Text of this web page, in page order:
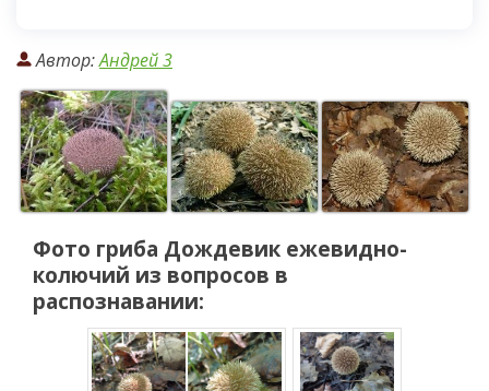
Автор:Андрей 3
Фото гриба Дождевик ежевидно-
колючий из вопросов в
распознавании: